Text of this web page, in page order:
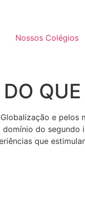
Nossos Colégios
e
do
que